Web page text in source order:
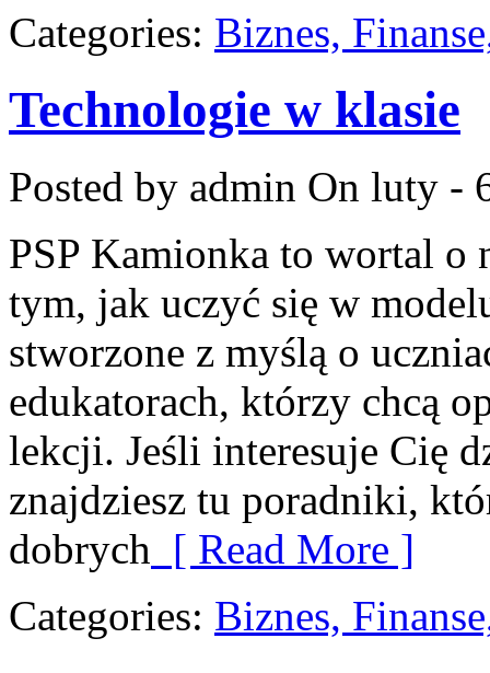
Categories: Biznes,
Technologie w klasie
Posted by admin On luty -
PSP Kamionka to wortal o
tym, jak uczyć się w
stworzone z myślą o
edukatorach, którzy chcą
lekcji. Jeśli interesuje Cię
znajdziesz tu poradniki,
dobrych [ Read More ]
Categories: Biznes,